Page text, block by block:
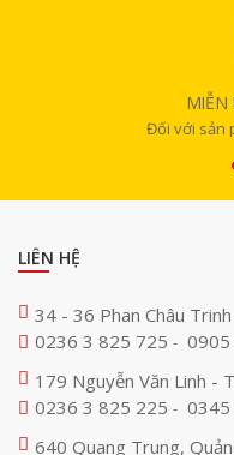
MIỄN
Đối với sản
LIÊN HỆ
34 - 36 Phan Châu
0236 3 825 725 -
179 Nguyễn Văn Linh -
0236 3 825 225 - 0345
640 Quang Trung,